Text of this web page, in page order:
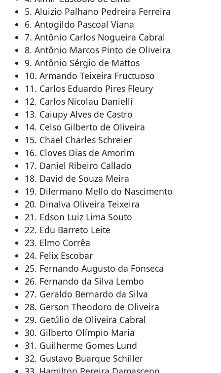
5. Aluizio Palhano Pedreira Ferreira
6. Antogildo Pascoal Viana
7. Antônio Carlos Nogueira Cabral
8. Antônio Marcos Pinto de Oliveira
9. Antônio Sérgio de Mattos
10. Armando Teixeira Fructuoso
11. Carlos Eduardo Pires Fleury
12. Carlos Nicolau Danielli
13. Caiupy Alves de Castro
14. Celso Gilberto de Oliveira
15. Chael Charles Schreier
16. Cloves Dias de Amorim
17. Daniel Ribeiro Callado
18. David de Souza Meira
19. Dilermano Mello do Nascimento
20. Dinalva Oliveira Teixeira
21. Edson Luiz Lima Souto
22. Edu Barreto Leite
23. Elmo Corrêa
24. Felix Escobar
25. Fernando Augusto da Fonseca
26. Fernando da Silva Lembo
27. Geraldo Bernardo da Silva
28. Gerson Theodoro de Oliveira
29. Getúlio de Oliveira Cabral
30. Gilberto Olímpio Maria
31. Guilherme Gomes Lund
32. Gustavo Buarque Schiller